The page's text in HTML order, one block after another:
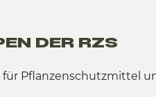
DER RZS
Pflanzenschutzmittel